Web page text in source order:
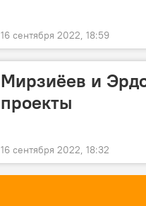
16 сентября 2022, 18:59
Мирзиёев и
проекты
16 сентября 2022, 18:32